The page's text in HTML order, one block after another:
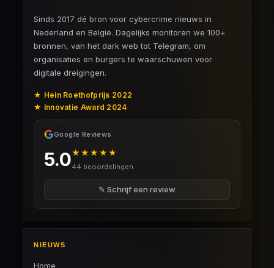
Sinds 2017 dé bron voor cybercrime nieuws in
Nederland en België. Dagelijks monitoren we 100+
bronnen, van het dark web tot Telegram, om
organisaties en burgers te waarschuwen voor
digitale dreigingen.
★ Hein Roethofprijs 2022
★ Innovatie Award 2024
Google Reviews
5.0★★★★★
44 beoordelingen
✎ Schrijf een review
NIEUWS
Home